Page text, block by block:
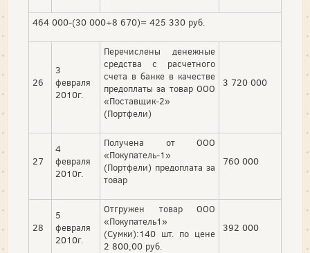
464 000-(30 000+8 670)= 425 330 руб.
26
3
февраля
2010г.
Перечислены денежные
средства с расчетного
счета в банке в качестве
предоплаты за товар ООО
«Поставщик-2»
(Портфели)
3 720 000
27
4
февраля
2010г.
Получена от ООО
«Покупатель-1»
(Портфели) предоплата за
товар
760 000
28
5
февраля
2010г.
Отгружен товар ООО
«Покупатель1»
(Сумки):140 шт. по цене
2 800,00 руб.
392 000